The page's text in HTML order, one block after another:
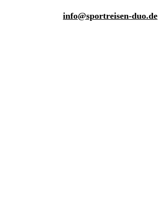
info@sportreisen-duo.de